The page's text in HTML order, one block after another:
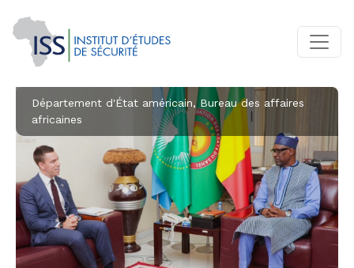
Département d'État américain, Bureau des affaires
africaines